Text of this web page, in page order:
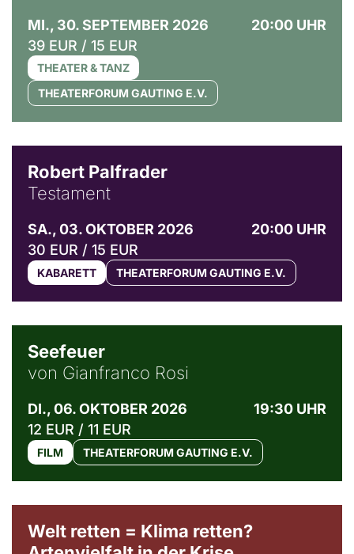
MI., 30. SEPTEMBER 2026
20:00 UHR
39 EUR / 15 EUR
THEATER & TANZ
THEATERFORUM GAUTING E.V.
Robert Palfrader
Testament
SA., 03. OKTOBER 2026
20:00 UHR
30 EUR / 15 EUR
KABARETT THEATERFORUM GAUTING E.V.
Seefeuer
von Gianfranco Rosi
DI., 06. OKTOBER 2026
19:30 UHR
12 EUR / 11 EUR
FILM THEATERFORUM GAUTING E.V.
Welt retten = Klima retten?